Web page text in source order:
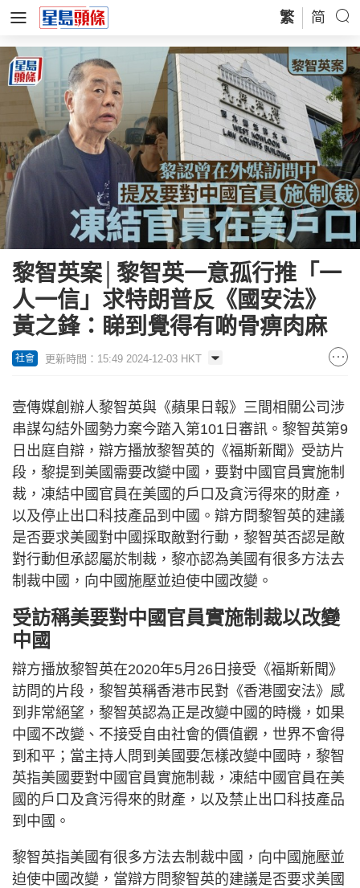
繁 简
黎智英案│黎智英一意孤行推「一
人一信」求特朗普反《國安法》
黃之鋒：睇到覺得有啲骨痹肉麻
社會 更新時間：15:49 2024-12-03 HKT
壹傳媒創辦人黎智英與《蘋果日報》三間相關公司涉
串謀勾結外國勢力案今踏入第101日審訊。黎智英第9
日出庭自辯，辯方播放黎智英的《福斯新聞》受訪片
段，黎提到美國需要改變中國，要對中國官員實施制
裁，凍結中國官員在美國的戶口及貪污得來的財產，
以及停止出口科技產品到中國。辯方問黎智英的建議
是否要求美國對中國採取敵對行動，黎智英否認是敵
對行動但承認屬於制裁，黎亦認為美國有很多方法去
制裁中國，向中國施壓並迫使中國改變。
受訪稱美要對中國官員實施制裁以改變
中國
辯方播放黎智英在2020年5月26日接受《福斯新聞》
訪問的片段，黎智英稱香港巿民對《香港國安法》感
到非常絕望，黎智英認為正是改變中國的時機，如果
中國不改變、不接受自由社會的價值觀，世界不會得
到和平；當主持人問到美國要怎樣改變中國時，黎智
英指美國要對中國官員實施制裁，凍結中國官員在美
國的戶口及貪污得來的財產，以及禁止出口科技產品
到中國。
黎智英指美國有很多方法去制裁中國，向中國施壓並
迫使中國改變，當辯方問黎智英的建議是否要求美國